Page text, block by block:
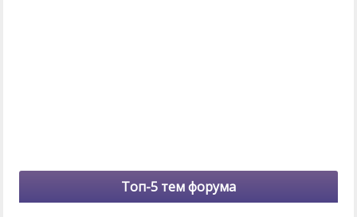
Топ-5 тем форума